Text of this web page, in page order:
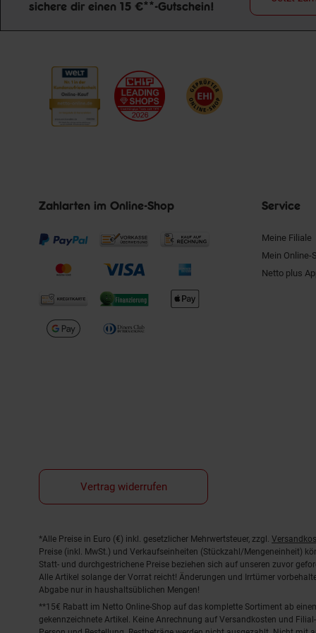
Newsletter Anmeldung
sichere dir einen 15 €**-Gutschein!
Zahlarten im Online-Shop Service
Meine Filiale
Mein Online-
Netto plus
Vertrag widerrufen
Fußnoten
*Alle Preise in Euro (€) inkl. gesetzlicher Mehrwertsteuer, zzgl.
Preise (inkl. MwSt.) und Verkaufseinheiten (Stückzahl/Mengeneinheit)
Statt- und durchgestrichene Preise beziehen sich auf unseren zuvor
Alle Artikel solange der Vorrat reicht! Änderungen und Irrtümer
Abgabe nur in haushaltsüblichen Mengen!
**15€ Rabatt im Netto Online-Shop auf das komplette Sortiment ab
gekennzeichnete Artikel. Keine Anrechnung auf Versandkosten und